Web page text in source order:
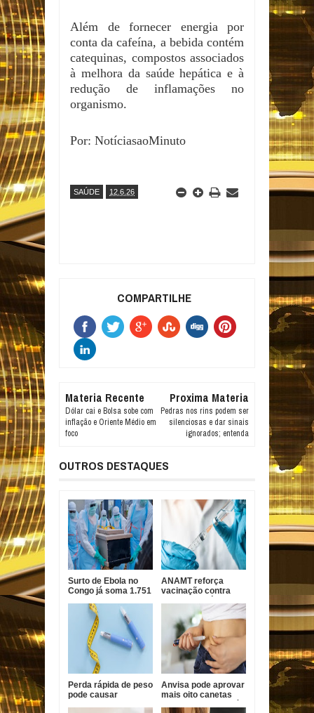
Além de fornecer energia por
conta da cafeína, a bebida contém
catequinas, compostos associados
à melhora da saúde hepática e à
redução de inflamações no
organismo.
Por: NotíciasaoMinuto
SAÚDE 12.6.26
COMPARTILHE
Materia Recente
Dólar cai e Bolsa sobe com
inflação e Oriente Médio em
foco
Proxima Materia
Pedras nos rins podem ser
silenciosas e dar sinais
ignorados; entenda
OUTROS DESTAQUES
Surto de Ebola no
Congo já soma 1.751
ANAMT reforça
vacinação contra
em São Paulo
Perda rápida de peso
pode causar
Anvisa pode aprovar
mais oito canetas